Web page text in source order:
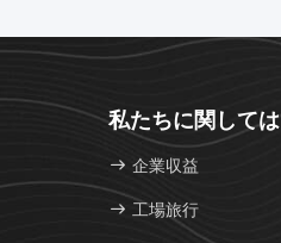
私たちに関しては
企業収益
工場旅行